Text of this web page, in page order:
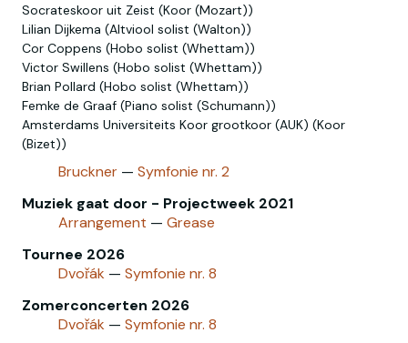
Socrateskoor uit Zeist (Koor (Mozart))
Lilian Dijkema (Altviool solist (Walton))
Cor Coppens (Hobo solist (Whettam))
Victor Swillens (Hobo solist‎ (Whettam))
Brian Pollard (Hobo‎ solist‎ (Whettam))
Femke de Graaf (Piano solist (Schumann))
Amsterdams Universiteits Koor grootkoor (AUK) (Koor
(Bizet))
Bruckner — Symfonie nr. 2
Muziek gaat door - Projectweek 2021
Arrangement — Grease
Tournee 2026
Dvořák — Symfonie nr. 8
Zomerconcerten 2026
Dvořák — Symfonie nr. 8